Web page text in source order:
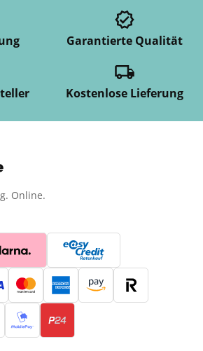
Garantierte Qualität
Kostenlose Lieferung
Online.